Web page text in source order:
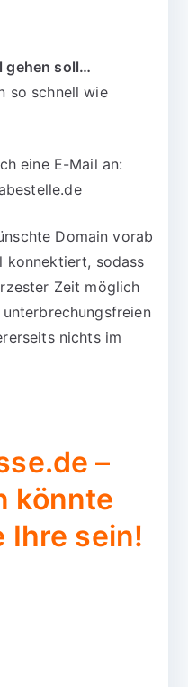
gehen soll…
so schnell wie
eine E-Mail an:
Domain vorab
konnektiert, sodass
Zeit möglich
nichts im
–
könnte
Ihre sein!